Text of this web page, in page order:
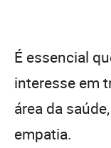
É essencial
interesse em
área da
empatia.